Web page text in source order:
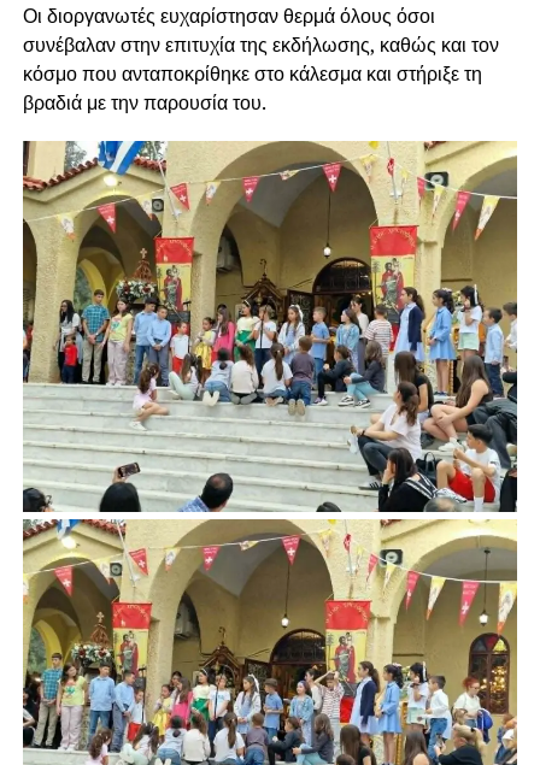
Οι διοργανωτές ευχαρίστησαν θερμά όλους όσοι
συνέβαλαν στην επιτυχία της εκδήλωσης, καθώς και τον
κόσμο που ανταποκρίθηκε στο κάλεσμα και στήριξε τη
βραδιά με την παρουσία του.